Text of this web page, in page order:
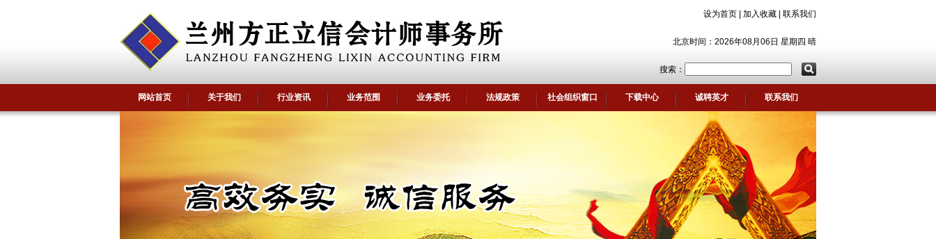
设为首页 加入收藏 联系我们
北京时间：2026年08月06日 星期四 晴
搜索：
网站首页 关于我们 行业资讯 业务范围 业务委托 法规政策 社会组织窗口 下载中心 诚聘英才 联系我们